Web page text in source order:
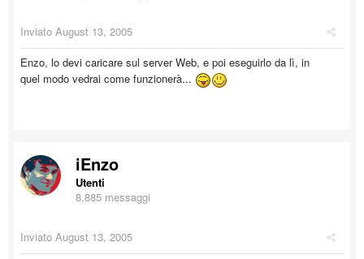
Inviato August 13, 2005
Enzo, lo devi caricare sul server Web, e poi eseguirlo da lì, in
quel modo vedrai come funzionerà...
iEnzo
Utenti
8,885 messaggi
Inviato August 13, 2005